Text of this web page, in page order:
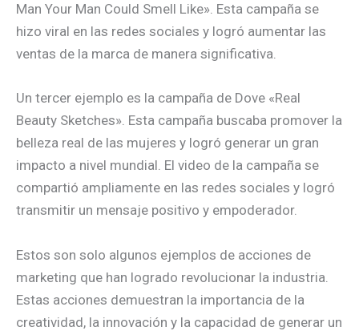
Man Your Man Could Smell Like». Esta campaña se
hizo viral en las redes sociales y logró aumentar las
ventas de la marca de manera significativa.
Un tercer ejemplo es la campaña de Dove «Real
Beauty Sketches». Esta campaña buscaba promover la
belleza real de las mujeres y logró generar un gran
impacto a nivel mundial. El video de la campaña se
compartió ampliamente en las redes sociales y logró
transmitir un mensaje positivo y empoderador.
Estos son solo algunos ejemplos de acciones de
marketing que han logrado revolucionar la industria.
Estas acciones demuestran la importancia de la
creatividad, la innovación y la capacidad de generar un